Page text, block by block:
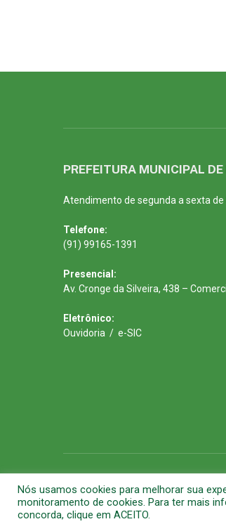
PREFEITURA MUNICIPAL
Atendimento de segunda a sexta de
Telefone:
(91) 99165-1391
Presencial:
Av. Cronge da Silveira, 438 –
Eletrônico:
Ouvidoria / e-SIC
Nós usamos cookies para melhorar sua
monitoramento de cookies. Para ter mais
concorda, clique em ACEITO.